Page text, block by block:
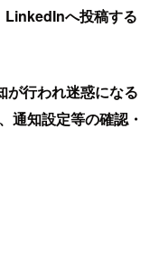
へ投稿する
が行われ迷惑になる
通知設定等の確認・